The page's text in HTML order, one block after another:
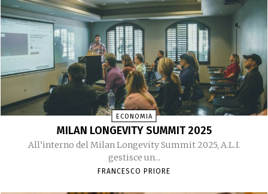
ECONOMIA
MILAN LONGEVITY SUMMIT 2025
All’interno del Milan Longevity Summit 2025, A.L.I.
gestisce un...
FRANCESCO PRIORE